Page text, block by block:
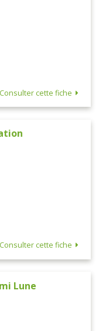
Consulter cette fiche
Consulter cette fiche
Lune